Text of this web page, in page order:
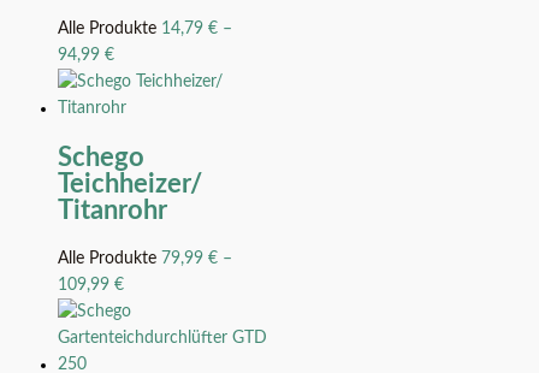
Alle Produkte 14,79 € –
94,99 €
Schego
Teichheizer/
Titanrohr
Alle Produkte 79,99 € –
109,99 €